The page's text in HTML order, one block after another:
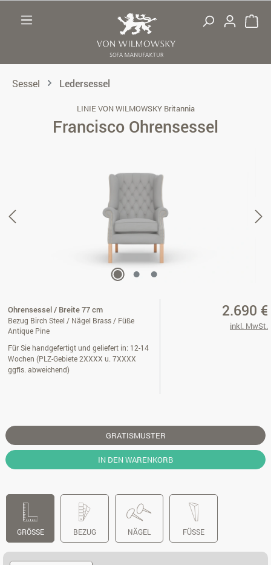
Sessel Ledersessel
LINIE VON WILMOWSKY Britannia
Francisco Ohrensessel
Ohrensessel / Breite 77 cm
Bezug Birch Steel / Nägel Brass / Füße
Antique Pine
Für Sie handgefertigt und geliefert in: 12-14
Wochen (PLZ-Gebiete 2XXXX u. 7XXXX
ggfls. abweichend)
2.690 €
inkl. MwSt.
GRATISMUSTER
IN DEN WARENKORB
GRÖSSE BEZUG NÄGEL FÜSSE